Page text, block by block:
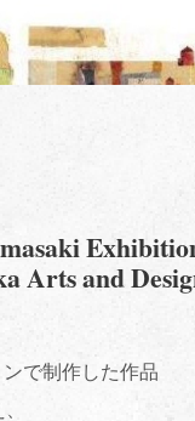
Arts and
で制作した作品